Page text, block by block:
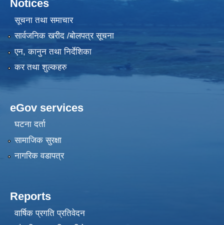
Notices
सूचना तथा समाचार
सार्वजनिक खरीद /बोलपत्र सूचना
एन, कानुन तथा निर्देशिका
कर तथा शुल्कहरु
eGov services
घटना दर्ता
सामाजिक सुरक्षा
नागरिक वडापत्र
Reports
वार्षिक प्रगति प्रतिवेदन